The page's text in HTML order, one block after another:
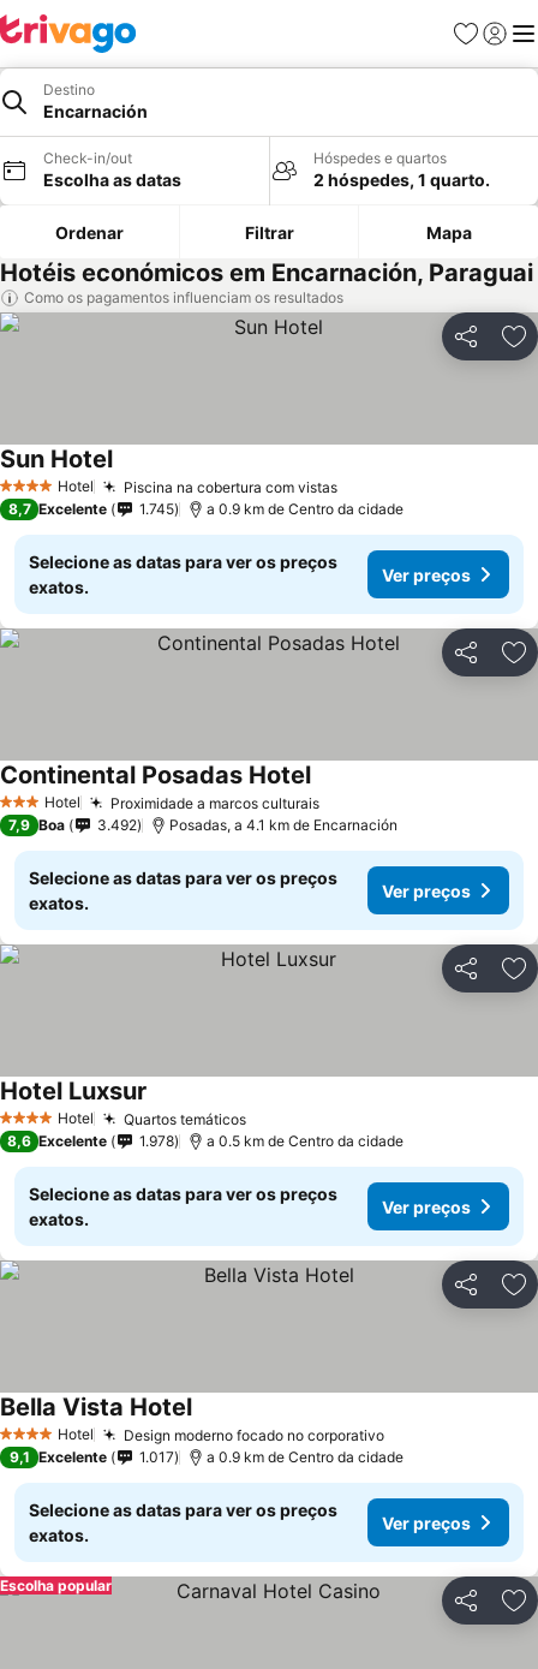
Favoritos
Iniciar
Destino
Encarnación
Check-in/out
Escolha as datas
Hóspedes e quartos
2 hóspedes, 1 quarto.
Ordenar Filtrar Mapa
Hotéis económicos em Encarnación, Paraguai
Como os pagamentos influenciam os resultados
Partilhar
4 EstrelasHotel Piscina na cobertura com vistas
Sun Hotel
8,7 Excelente 1.745 a 0.9 km de Centro da cidade
Selecione as datas para ver os preços
exatos.
Ver preços
Partilhar
3 EstrelasHotel Proximidade a marcos culturais
Continental Posadas Hotel
7,9 Boa 3.492 Posadas, a 4.1 km de Encarnación
Selecione as datas para ver os preços
exatos.
Ver preços
Partilhar
4 EstrelasHotel Quartos temáticos
Hotel Luxsur
8,6 Excelente 1.978 a 0.5 km de Centro da cidade
Selecione as datas para ver os preços
exatos.
Ver preços
Partilhar
4 EstrelasHotel Design moderno focado no corporativo
Bella Vista Hotel
9,1 Excelente 1.017 a 0.9 km de Centro da cidade
Selecione as datas para ver os preços
exatos.
Ver preços
Partilhar
Escolha popular